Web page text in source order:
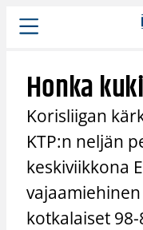
Siirry
sisältöön
Honka
Korisliigan
KTP:n neljän
keskiviikkona
kotkalaiset